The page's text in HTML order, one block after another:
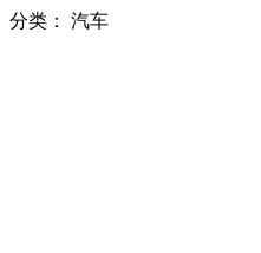
分类： 汽车